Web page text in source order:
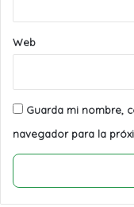
Web
Guarda mi nombre,
navegador para la